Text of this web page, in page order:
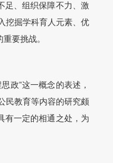
足、组织保障不力、激
挖掘学科育人元素、优
要挑战。
政”这一概念的表述，
民教育等内容的研究颇
有一定的相通之处，为